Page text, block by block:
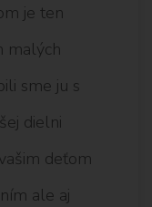
je ten
malých
sme ju s
dielni
deťom
ale aj